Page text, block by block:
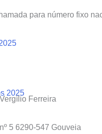
2025
para número fixo
Ferreira
5 6290-547 Gouveia